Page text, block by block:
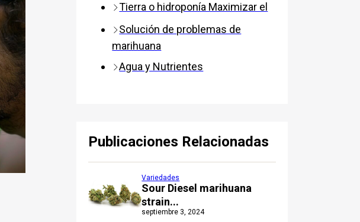
Tierra o hidroponía Maximizar el
Solución de problemas de
marihuana
Agua y Nutrientes
Publicaciones Relacionadas
Sour Diesel marihuana
strain...
Variedades
septiembre 3, 2024